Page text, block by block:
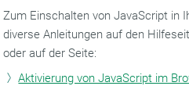
Zum Einschalten von JavaScript in
diverse Anleitungen auf den
oder auf der Seite:
Aktivierung von JavaScript im